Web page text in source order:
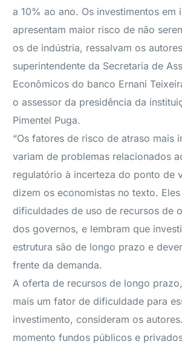
a 10% ao ano. Os investimentos em
apresentam maior risco de não
os de indústria, ressalvam os
superintendente da Secretaria de
Econômicos do banco Ernani
o assessor da presidência da
Pimentel Puga.
“Os fatores de risco de atraso mais
variam de problemas relacionados
regulatório à incerteza do ponto de
dizem os economistas no texto.
dificuldades de uso de recursos de
dos governos, e lembram que
estrutura são de longo prazo e
frente da demanda.
A oferta de recursos de longo
mais um fator de dificuldade para
investimento, consideram os
momento fundos públicos e